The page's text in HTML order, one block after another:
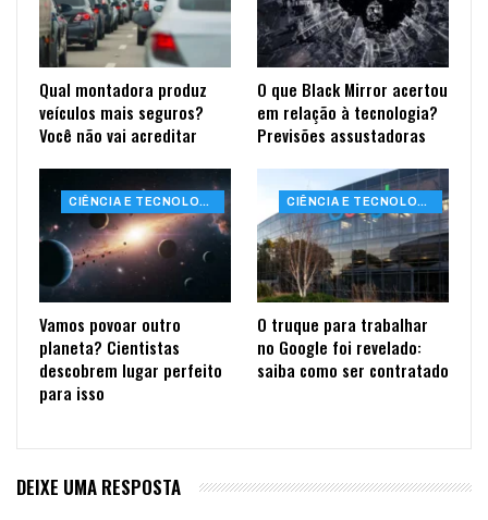
Qual montadora produz
veículos mais seguros?
Você não vai acreditar
O que Black Mirror acertou
em relação à tecnologia?
Previsões assustadoras
CIÊNCIA E TECNOLOGIA
Vamos povoar outro
planeta? Cientistas
descobrem lugar perfeito
para isso
CIÊNCIA E TECNOLOGIA
O truque para trabalhar
no Google foi revelado:
saiba como ser contratado
DEIXE UMA RESPOSTA